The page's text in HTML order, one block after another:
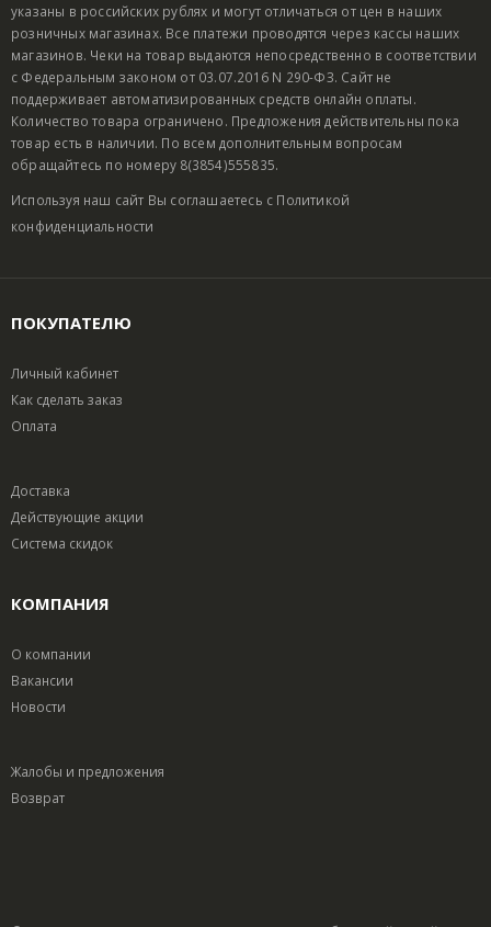
указаны в российских рублях и могут отличаться от цен в наших
розничных магазинах. Все платежи проводятся через кассы наших
магазинов. Чеки на товар выдаются непосредственно в соответствии
с Федеральным законом от 03.07.2016 N 290-ФЗ. Сайт не
поддерживает автоматизированных средств онлайн оплаты.
Количество товара ограничено. Предложения действительны пока
товар есть в наличии. По всем дополнительным вопросам
обращайтесь по номеру 8(3854)555835.
Используя наш сайт Вы соглашаетесь с Политикой
конфиденциальности
ПОКУПАТЕЛЮ
Личный кабинет
Как сделать заказ
Оплата
Доставка
Действующие акции
Система скидок
КОМПАНИЯ
О компании
Вакансии
Новости
Жалобы и предложения
Возврат